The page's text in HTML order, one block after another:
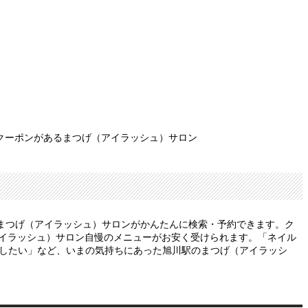
ーポンがあるまつげ（アイラッシュ）サロン
げ（アイラッシュ）サロンがかんたんに検索・予約できます。ク
ッシュ）サロン自慢のメニューがお安く受けられます。「ネイル
い」など、いまの気持ちにあった旭川駅のまつげ（アイラッシ